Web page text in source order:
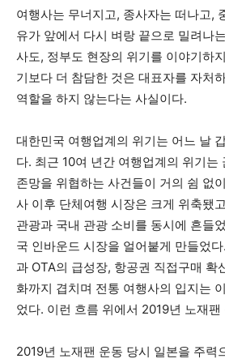
여행사는 무너지고, 종사자는 떠나고,
유가 앞에서 다시 벼랑 끝으로 밀려나
사도, 정부도 현장의 위기를 이야기하
기보다 더 참담한 것은 대표자를 자처
역할을 하지 않는다는 사실이다.
대한민국 여행업계의 위기는 어느 날
다. 최근 10여 년간 여행업계의 위기는
존망을 위협하는 사건들이 거의 쉼 없
사 이후 단체여행 시장은 크게 위축됐
관광과 국내 관광 소비를 동시에 흔들
국 인바운드 시장을 얼어붙게 만들었
과 OTA의 급성장, 항공권 직접구매 확
화까지 겹치며 전통 여행사의 입지는
었다. 이런 흐름 위에서 2019년 노재팬
2019년 노재팬 운동 당시 일본을 주력